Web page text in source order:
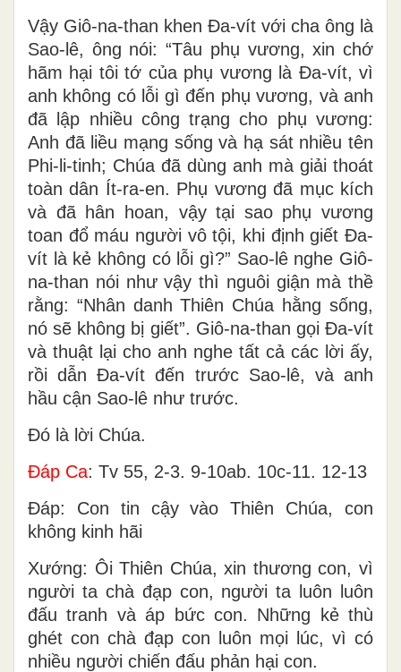
Vậy Giô-na-than khen Ða-vít với cha ông là
Sao-lê, ông nói: “Tâu phụ vương, xin chớ
hãm hại tôi tớ của phụ vương là Ða-vít, vì
anh không có lỗi gì đến phụ vương, và anh
đã lập nhiều công trạng cho phụ vương:
Anh đã liều mạng sống và hạ sát nhiều tên
Phi-li-tinh; Chúa đã dùng anh mà giải thoát
toàn dân Ít-ra-en. Phụ vương đã mục kích
và đã hân hoan, vậy tại sao phụ vương
toan đổ máu người vô tội, khi định giết Ða-
vít là kẻ không có lỗi gì?” Sao-lê nghe Giô-
na-than nói như vậy thì nguôi giận mà thề
rằng: “Nhân danh Thiên Chúa hằng sống,
nó sẽ không bị giết”. Giô-na-than gọi Ða-vít
và thuật lại cho anh nghe tất cả các lời ấy,
rồi dẫn Ða-vít đến trước Sao-lê, và anh
hầu cận Sao-lê như trước.
Ðó là lời Chúa.
Ðáp Ca: Tv 55, 2-3. 9-10ab. 10c-11. 12-13
Ðáp: Con tin cậy vào Thiên Chúa, con
không kinh hãi
Xướng: Ôi Thiên Chúa, xin thương con, vì
người ta chà đạp con, người ta luôn luôn
đấu tranh và áp bức con. Những kẻ thù
ghét con chà đạp con luôn mọi lúc, vì có
nhiều người chiến đấu phản hại con.